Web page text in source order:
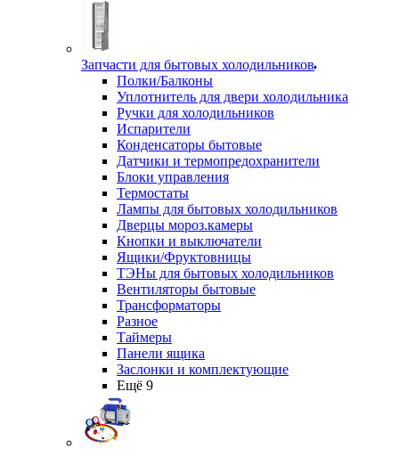
Запчасти для бытовых холодильников
Полки/Балконы
Уплотнитель для двери холодильника
Ручки для холодильников
Испарители
Конденсаторы бытовые
Датчики и термопредохранители
Блоки управления
Термостаты
Лампы для бытовых холодильников
Дверцы мороз.камеры
Кнопки и выключатели
Ящики/Фруктовницы
ТЭНы для бытовых холодильников
Вентиляторы бытовые
Трансформаторы
Разное
Таймеры
Панели ящика
Заслонки и комплектующие
Ещё 9